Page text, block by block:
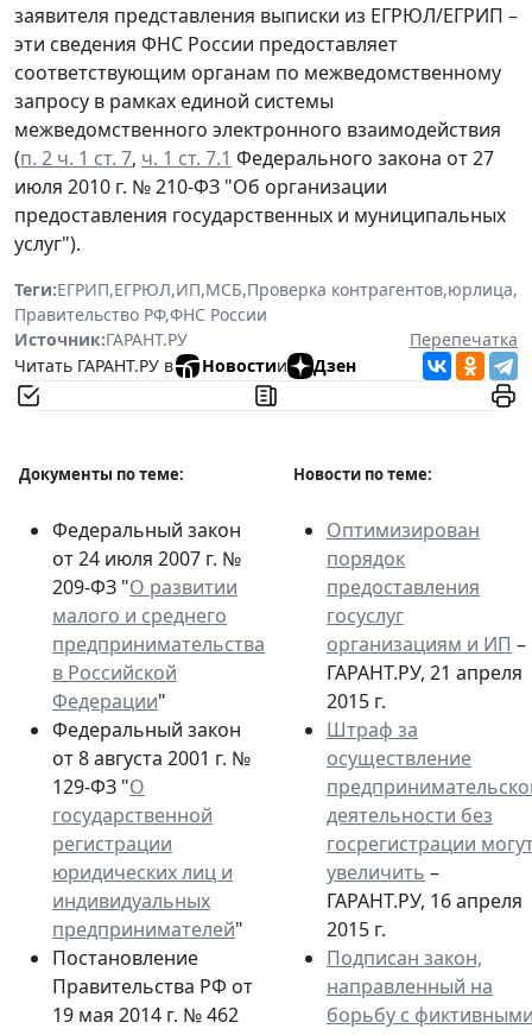
заявителя представления выписки из ЕГРЮЛ/ЕГРИП –
эти сведения ФНС России предоставляет
соответствующим органам по межведомственному
запросу в рамках единой системы
межведомственного электронного взаимодействия
(п. 2 ч. 1 ст. 7, ч. 1 ст. 7.1 Федерального закона от 27
июля 2010 г. № 210-ФЗ "Об организации
предоставления государственных и муниципальных
услуг").
Теги:ЕГРИП,ЕГРЮЛ,ИП,МСБ,Проверка контрагентов,юрлица,
Правительство РФ,ФНС России
Источник:ГАРАНТ.РУ
Перепечатка
Читать ГАРАНТ.РУ в
Новостии Дзен
Документы по теме: Новости по теме:
Федеральный закон
от 24 июля 2007 г. №
209-ФЗ "О развитии
малого и среднего
предпринимательства
в Российской
Федерации"
Федеральный закон
от 8 августа 2001 г. №
129-ФЗ "О
государственной
регистрации
юридических лиц и
индивидуальных
предпринимателей"
Постановление
Правительства РФ от
19 мая 2014 г. № 462
Оптимизирован
порядок
предоставления
госуслуг
организациям и ИП –
ГАРАНТ.РУ, 21 апреля
2015 г.
Штраф за
осуществление
деятельности без
госрегистрации
увеличить –
ГАРАНТ.РУ, 16 апреля
2015 г.
Подписан закон,
направленный на
борьбу с